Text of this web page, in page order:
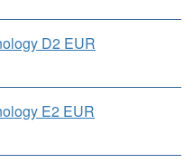
D2 EUR
E2 EUR